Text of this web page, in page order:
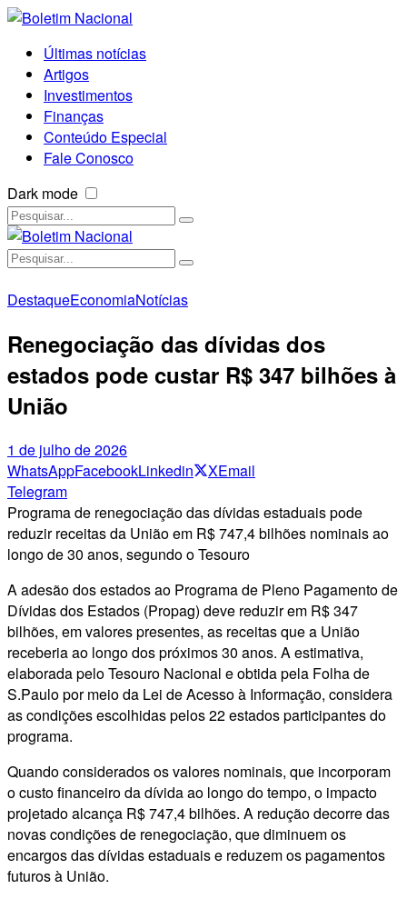
Últimas notícias
Artigos
Investimentos
Finanças
Conteúdo Especial
Fale Conosco
Dark mode
DestaqueEconomiaNotícias
Renegociação das dívidas dos
estados pode custar R$ 347 bilhões à
União
1 de julho de 2026
WhatsAppFacebookLinkedin XEmail
Telegram
Programa de renegociação das dívidas estaduais pode
reduzir receitas da União em R$ 747,4 bilhões nominais ao
longo de 30 anos, segundo o Tesouro
A adesão dos estados ao Programa de Pleno Pagamento de
Dívidas dos Estados (Propag) deve reduzir em R$ 347
bilhões, em valores presentes, as receitas que a União
receberia ao longo dos próximos 30 anos. A estimativa,
elaborada pelo Tesouro Nacional e obtida pela Folha de
S.Paulo por meio da Lei de Acesso à Informação, considera
as condições escolhidas pelos 22 estados participantes do
programa.
Quando considerados os valores nominais, que incorporam
o custo financeiro da dívida ao longo do tempo, o impacto
projetado alcança R$ 747,4 bilhões. A redução decorre das
novas condições de renegociação, que diminuem os
encargos das dívidas estaduais e reduzem os pagamentos
futuros à União.